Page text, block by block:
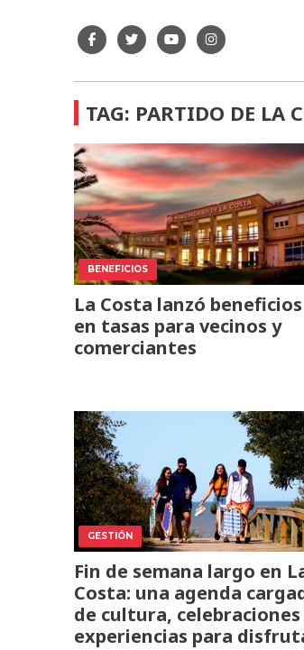
TAG: PARTIDO DE LA
BENEFICIOS
La Costa lanzó beneficios
en tasas para vecinos y
comerciantes
GESTIÓN
Fin de semana largo en
Costa: una agenda
de cultura, celebraciones
experiencias para